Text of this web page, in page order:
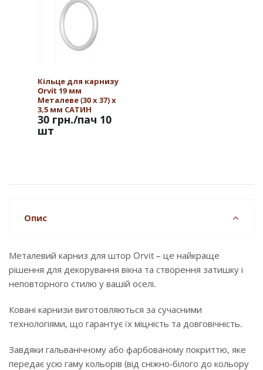
Кільце для карнизу
Orvit 19 мм
Металеве (30 х 37) х
3,5 мм САТИН
30 грн./пач 10
шт
Опис
Металевий карниз для штор Orvit – це найкраще
рішення для декорування вікна та створення затишку і
неповторного стилю у вашій оселі.
Ковані карнизи виготовляються за сучасними
технологіями, що гарантує їх міцність та довговічність.
Завдяки гальванічному або фарбованому покриттю, яке
передає усю гаму кольорів (від сніжно-білого до кольору